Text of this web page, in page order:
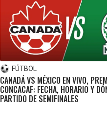
FÚTBOL
CANADÁ VS MÉXICO EN VIVO,
CONCACAF: FECHA, HORARIO Y
PARTIDO DE SEMIFINALES